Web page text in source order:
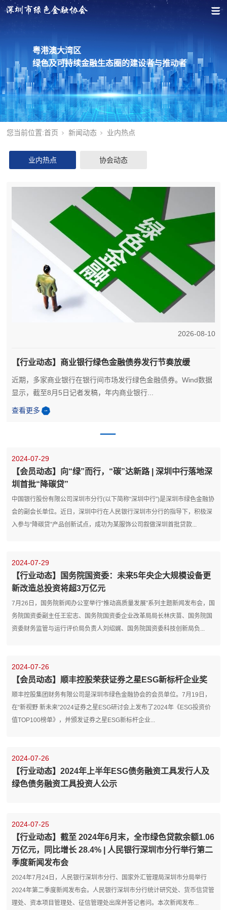
粤港澳大湾区
绿色及可持续金融生态圈的建设者与推动者
您当前位置:首页 新闻动态 业内热点
业内热点 协会动态
2026-08-10
【行业动态】商业银行绿色金融债券发行节奏放缓
近期，多家商业银行在银行间市场发行绿色金融债券。Wind数据
显示，截至8月5日记者发稿，年内商业银行...
查看更多
2024-07-29
【会员动态】向“绿”而行，“碳”达新路 | 深圳中行落地深
圳首批“降碳贷”
中国银行股份有限公司深圳市分行(以下简称“深圳中行”)是深圳市绿色金融协
会的副会长单位。近日，深圳中行在人民银行深圳市分行的指导下，积极深
入参与“降碳贷”产品创新试点，成功为某服饰公司叙做深圳首批贷款...
2024-07-29
【行业动态】国务院国资委：未来5年央企大规模设备更
新改造总投资将超3万亿元
7月26日，国务院新闻办公室举行“推动高质量发展”系列主题新闻发布会，国
务院国资委副主任王宏志、国务院国资委企业改革局局长林庆苗、国务院国
资委财务监管与运行评价局负责人刘绍娓、国务院国资委科技创新局负...
2024-07-26
【会员动态】顺丰控股荣获证券之星ESG新标杆企业奖
顺丰控股集团财务有限公司是深圳市绿色金融协会的会员单位。7月19日，
在“新视野 新未来”2024证券之星ESG研讨会上发布了2024年《ESG投资价
值TOP100榜单》，并颁发证券之星ESG新标杆企业...
2024-07-26
【行业动态】2024年上半年ESG债务融资工具发行人及
绿色债务融资工具投资人公示
2024-07-25
【行业动态】截至 2024年6月末，全市绿色贷款余额1.06
万亿元，同比增长 28.4% | 人民银行深圳市分行举行第二
季度新闻发布会
2024年7月24日，人民银行深圳市分行、国家外汇管理局深圳市分局举行
2024年第二季度新闻发布会。人民银行深圳市分行统计研究处、货币信贷管
理处、资本项目管理处、征信管理处出席并答记者问。本次新闻发布...